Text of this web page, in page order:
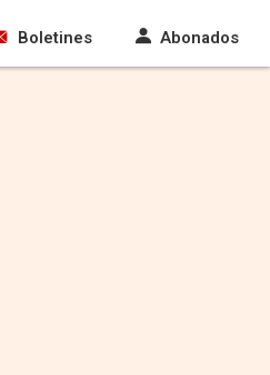
Boletines Abonados